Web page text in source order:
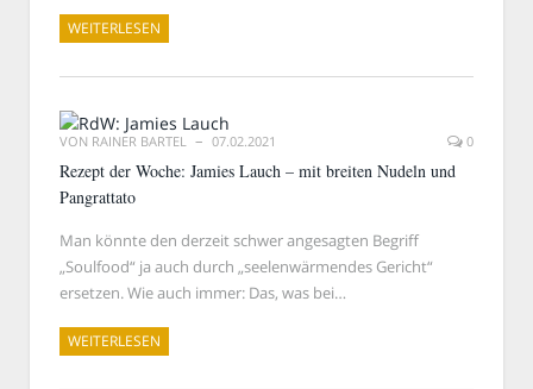
WEITERLESEN
VON RAINER BARTEL 07.02.2021 0
Rezept der Woche: Jamies Lauch – mit breiten Nudeln und
Pangrattato
Man könnte den derzeit schwer angesagten Begriff
„Soulfood“ ja auch durch „seelenwärmendes Gericht“
ersetzen. Wie auch immer: Das, was bei…
WEITERLESEN